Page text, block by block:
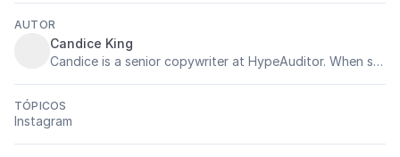
AUTOR
Candice King
Candice is a senior copywriter at HypeAuditor. When she’s not searching for the perfect music and filters for her Instagram Stories, she can usually be found keeping up with the latest gaming and tech influencers on Twitch and YouTube – or drinking a latte macchiato.
TÓPICOS
Instagram